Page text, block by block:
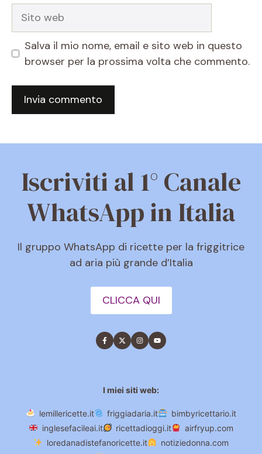
Sito
Salva il mio nome, email e sito web in questo
browser per la prossima volta che commento.
Iscriviti al 1° Canale
WhatsApp in Italia
Il gruppo WhatsApp di ricette per la friggitrice
ad aria più grande d’Italia
CLICCA QUI
I miei siti web:
lemillericette.it friggiadaria.it
bimbyricettario.it
inglesefacileai.it
ricettadioggi.it
airfryup.com
loredanadistefanoricette.it
notiziedonna.com